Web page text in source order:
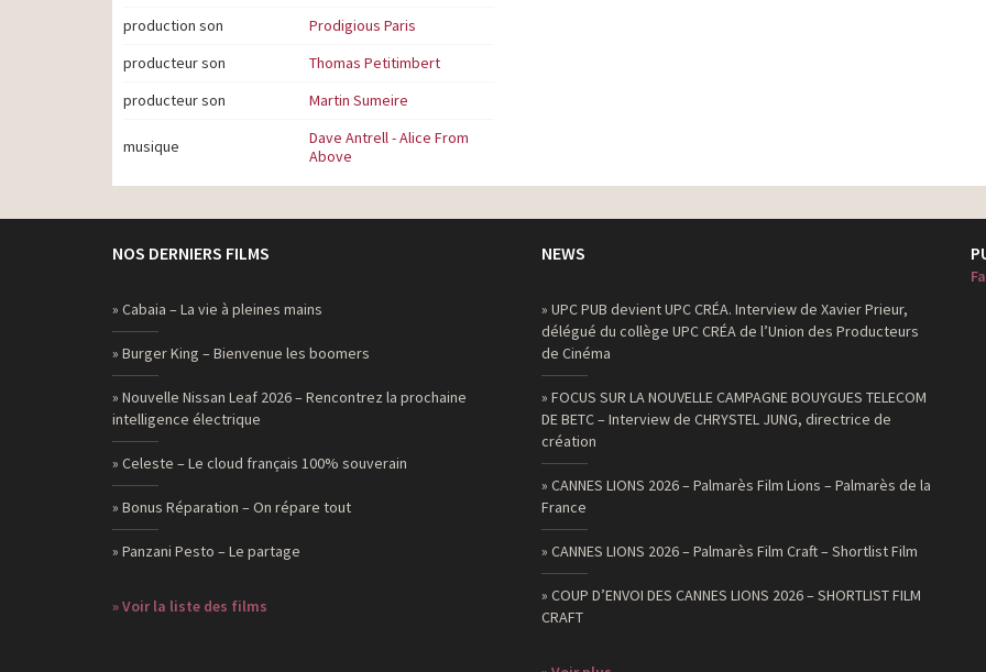
production son
Prodigious Paris
producteur son
Thomas Petitimbert
producteur son
Martin Sumeire
musique
Dave Antrell - Alice From
Above
NOS DERNIERS FILMS
» Cabaia – La vie à pleines mains
» Burger King – Bienvenue les boomers
» Nouvelle Nissan Leaf 2026 – Rencontrez la prochaine
intelligence électrique
» Celeste – Le cloud français 100% souverain
» Bonus Réparation – On répare tout
» Panzani Pesto – Le partage
» Voir la liste des films
NEWS
» UPC PUB devient UPC CRÉA. Interview de Xavier Prieur,
délégué du collège UPC CRÉA de l’Union des Producteurs
de Cinéma
» FOCUS SUR LA NOUVELLE CAMPAGNE BOUYGUES TELECOM
DE BETC – Interview de CHRYSTEL JUNG, directrice de
création
» CANNES LIONS 2026 – Palmarès Film Lions – Palmarès de la
France
» CANNES LIONS 2026 – Palmarès Film Craft – Shortlist Film
» COUP D’ENVOI DES CANNES LIONS 2026 – SHORTLIST FILM
CRAFT